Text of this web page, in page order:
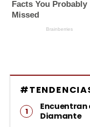
Diamante